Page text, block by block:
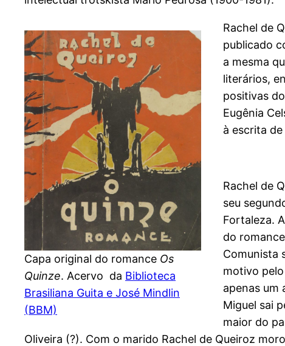
Capa original do romance Os
Quinze. Acervo da Biblioteca
Brasiliana Guita e José Mindlin
(BBM)
Rachel de
publicado
a mesma
literários,
positivas
Eugênia
à escrita
Rachel de
seu
Fortaleza.
do
Comunista
motivo
apenas um
Miguel sai
maior do
Oliveira (?). Com o marido Rachel de Queiroz